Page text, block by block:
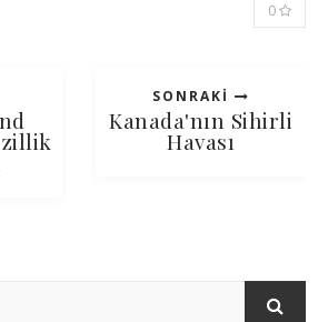
0
SONRAKI
Kanada'nın Sihirli
Havası